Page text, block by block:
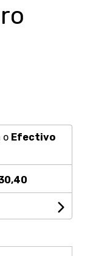
o Efectivo